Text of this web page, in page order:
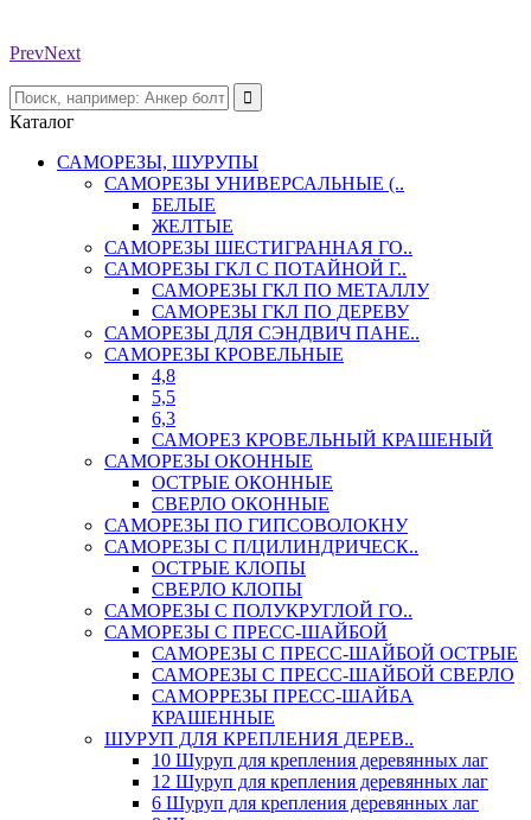
PrevNext
Каталог
САМОРЕЗЫ, ШУРУПЫ
САМОРЕЗЫ УНИВЕРСАЛЬНЫЕ (..
БЕЛЫЕ
ЖЕЛТЫЕ
САМОРЕЗЫ ШЕСТИГРАННАЯ ГО..
САМОРЕЗЫ ГКЛ С ПОТАЙНОЙ Г..
САМОРЕЗЫ ГКЛ ПО МЕТАЛЛУ
САМОРЕЗЫ ГКЛ ПО ДЕРЕВУ
САМОРЕЗЫ ДЛЯ СЭНДВИЧ ПАНЕ..
САМОРЕЗЫ КРОВЕЛЬНЫЕ
4,8
5,5
6,3
САМОРЕЗ КРОВЕЛЬНЫЙ КРАШЕНЫЙ
САМОРЕЗЫ ОКОННЫЕ
ОСТРЫЕ ОКОННЫЕ
СВЕРЛО ОКОННЫЕ
САМОРЕЗЫ ПО ГИПСОВОЛОКНУ
САМОРЕЗЫ С П/ЦИЛИНДРИЧЕСК..
ОСТРЫЕ КЛОПЫ
СВЕРЛО КЛОПЫ
САМОРЕЗЫ С ПОЛУКРУГЛОЙ ГО..
САМОРЕЗЫ С ПРЕСС-ШАЙБОЙ
САМОРЕЗЫ С ПРЕСС-ШАЙБОЙ ОСТРЫЕ
САМОРЕЗЫ С ПРЕСС-ШАЙБОЙ СВЕРЛО
САМОРРЕЗЫ ПРЕСС-ШАЙБА
КРАШЕННЫЕ
ШУРУП ДЛЯ КРЕПЛЕНИЯ ДЕРЕВ..
10 Шуруп для крепления деревянных лаг
12 Шуруп для крепления деревянных лаг
6 Шуруп для крепления деревянных лаг